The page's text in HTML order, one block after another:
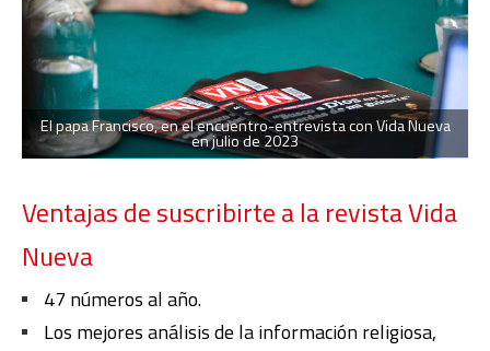
El papa Francisco, en el encuentro-entrevista con Vida Nueva
en julio de 2023
Ventajas de suscribirte a la revista Vida
Nueva
47 números al año.
Los mejores análisis de la información religiosa,